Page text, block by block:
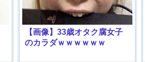
【画像】33歳オタク腐女子
のカラダｗｗｗｗｗｗ